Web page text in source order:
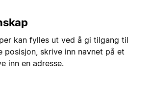
kan fylles ut ved å gi tilgang til
posisjon, skrive inn navnet på et
inn en adresse.